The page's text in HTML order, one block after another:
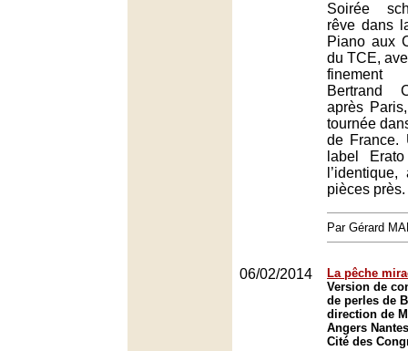
Soirée
rêve dans
Piano aux
du TCE,
finement
Bertrand
après
tournée
de France.
label
pièces
Par Gérard
06/02/2014
La pêche
Version de
de perles de
direction de
Angers
Cité des